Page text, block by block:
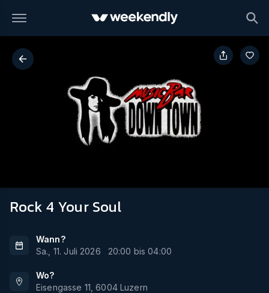
Rock 4 Your Soul
Wann?
Sa., 11. Juli 2026
20:00 bis04:00
Wo?
Eisengasse 11 ,6004 Luzern